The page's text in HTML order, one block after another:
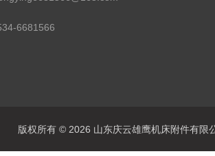
6681566
版权所有 © 2026 山东庆云雄鹰机床附件有